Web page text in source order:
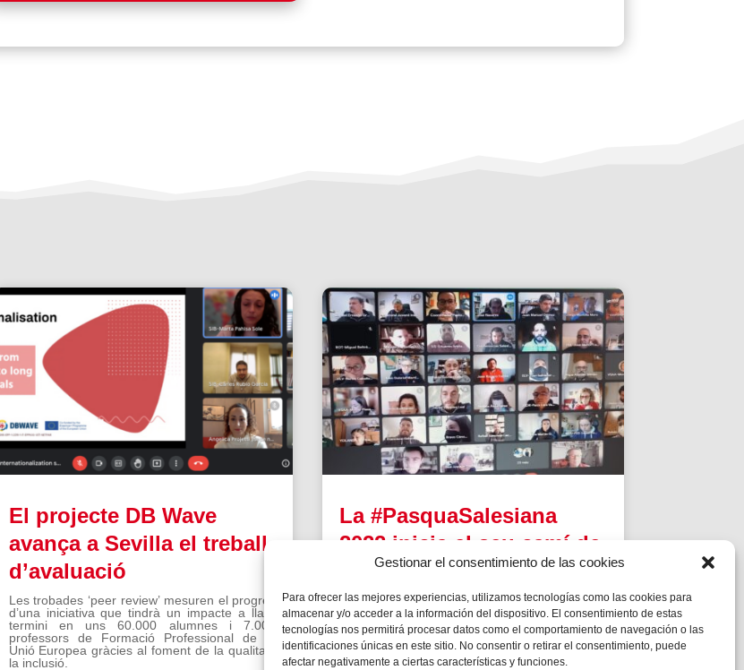
Gestionar el consentimiento de las cookies
Para ofrecer las mejores experiencias, utilizamos tecnologías como las cookies para
almacenar y/o acceder a la información del dispositivo. El consentimiento de estas
tecnologías nos permitirá procesar datos como el comportamiento de navegación o las
identificaciones únicas en este sitio. No consentir o retirar el consentimiento, puede
afectar negativamente a ciertas características y funciones.
El projecte DB Wave
avança a Sevilla el treball
d’avaluació
Les trobades ‘peer review’ mesuren el progrés
d’una iniciativa que tindrà un impacte a llarg
termini en uns 60.000 alumnes i 7.000
professors de Formació Professional de la
Unió Europea gràcies al foment de la qualitat i
la inclusió.
La #PasquaSalesiana
2022 inicia el seu camí de
preparació
Tindran lloc durant el mes d’abril.